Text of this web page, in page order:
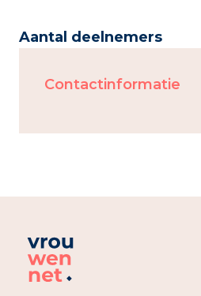
Aantal deelnemers
Contactinformatie